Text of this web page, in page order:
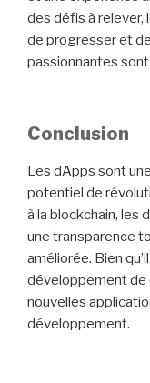
des défis à
de progresser et
passionnantes
Conclusion
Les dApps sont
potentiel de
à la blockchain, les
une transparence
améliorée. Bien
développement de
nouvelles
développement.